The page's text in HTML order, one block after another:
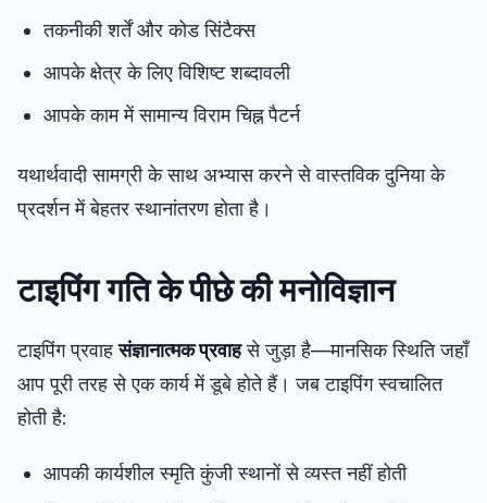
तकनीकी शर्तें और कोड सिंटैक्स
आपके क्षेत्र के लिए विशिष्ट शब्दावली
आपके काम में सामान्य विराम चिह्न पैटर्न
यथार्थवादी सामग्री के साथ अभ्यास करने से वास्तविक दुनिया के
प्रदर्शन में बेहतर स्थानांतरण होता है।
टाइपिंग गति के पीछे की मनोविज्ञान
टाइपिंग प्रवाहसंज्ञानात्मक प्रवाहसे जुड़ा है—मानसिक स्थिति जहाँ
आप पूरी तरह से एक कार्य में डूबे होते हैं। जब टाइपिंग स्वचालित
होती है:
आपकी कार्यशील स्मृति कुंजी स्थानों से व्यस्त नहीं होती